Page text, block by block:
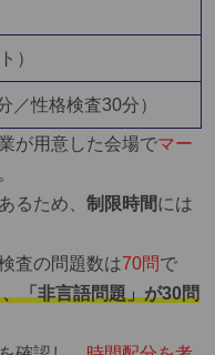
）
／性格検査30分）
が用意した会場でマー
るため、 制限時間には
査の問題数は70問で
「非言語問題」が30問